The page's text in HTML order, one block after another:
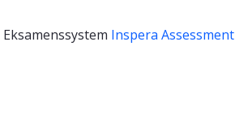
Eksamenssystem Inspera Assessment